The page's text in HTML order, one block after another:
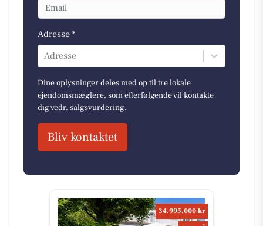
Adresse *
Adresse
Dine oplysninger deles med op til tre lokale
ejendomsmæglere, som efterfølgende vil kontakte
dig vedr. salgsvurdering.
Bliv kontaktet
34.995.000 kr